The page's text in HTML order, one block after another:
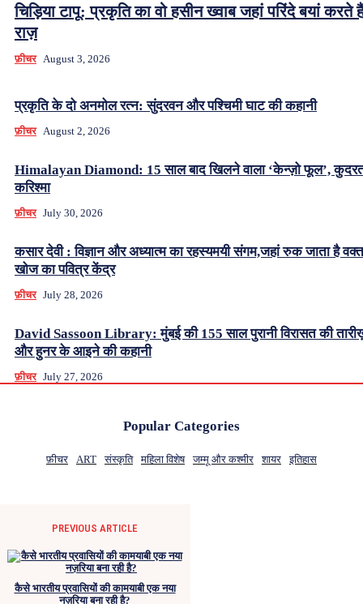
चिड़िया टापू: प्रकृति का वो हसीन ख्वाब जहां परिंदे बयां करते
राज़
फ़ीचर August 3, 2026
प्रकृति के दो अनमोल रत्न: सुंदरवन और पश्चिमी घाट की कहानी
फ़ीचर August 2, 2026
Himalayan Diamond: 15 साल बाद खिलने वाला ‘केन्ज़ो फूल’,
करिश्मा
फ़ीचर July 30, 2026
कसार देवी : विज्ञान और अध्यात्म का रहस्यमयी संगम,जहां रुक जाता है
खोज का पवित्र केंद्र
फ़ीचर July 28, 2026
David Sassoon Library: मुंबई की 155 साल पुरानी विरासत की
और हुनर के आइने की कहानी
फ़ीचर July 27, 2026
Popular Categories
फ़ीचर ART संस्कृति महिला विशेष जम्मू और कश्मीर शायर इतिहास
PREVIOUS ARTICLE
कैसे भारतीय प्रवासियों की कामयाबी एक नया
नज़रिया बना रही है?